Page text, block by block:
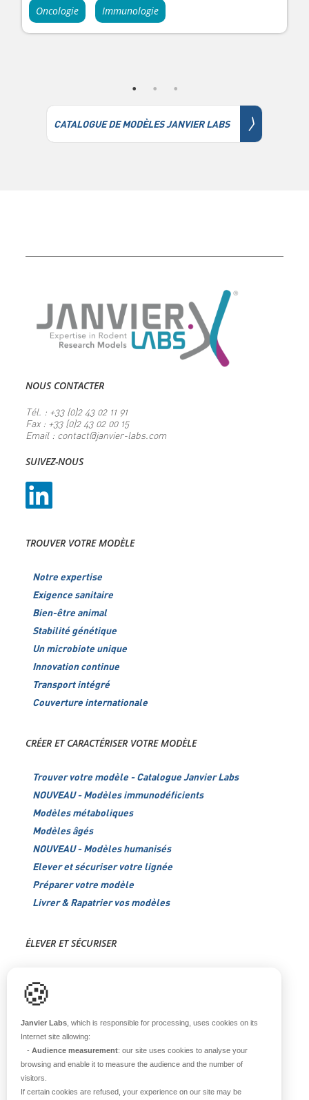
Oncologie Immunologie
CATALOGUE DE MODÈLES JANVIER LABS 〉
NOUS CONTACTER
Tél. : +33 (0)2 43 02 11 91
Fax : +33 (0)2 43 02 00 15
Email : contact@janvier-labs.com
SUIVEZ-NOUS
TROUVER VOTRE MODÈLE
Notre expertise
Exigence sanitaire
Bien-être animal
Stabilité génétique
Un microbiote unique
Innovation continue
Transport intégré
Couverture internationale
CRÉER ET CARACTÉRISER VOTRE MODÈLE
Trouver votre modèle - Catalogue Janvier Labs
NOUVEAU - Modèles immunodéficients
Modèles métaboliques
Modèles âgés
NOUVEAU - Modèles humanisés
Elever et sécuriser votre lignée
Préparer votre modèle
Livrer & Rapatrier vos modèles
ÉLEVER ET SÉCURISER
Blog
À PROPOS
Notre histoire
🍪
Janvier Labs , which is responsible for processing, uses cookies on its
Internet site allowing:
- Audience measurement: our site uses cookies to analyse your
browsing and enable it to measure the audience and the number of
visitors.
If certain cookies are refused, your experience on our site may be